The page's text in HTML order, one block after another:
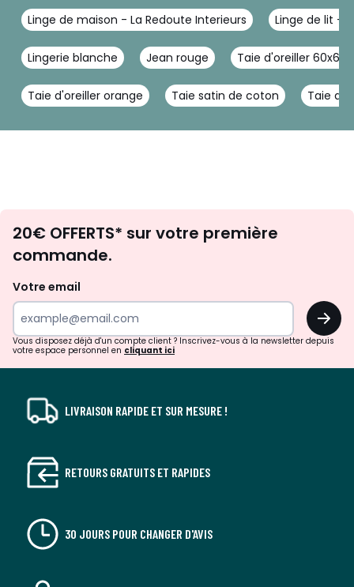
Linge de maison - La Redoute Interieurs Linge de lit -
Lingerie blanche Jean rouge Taie d'oreiller 60x60
Taie d'oreiller orange Taie satin de coton Taie de
d'inspirations
surprises?
20€ OFFERTS* sur votre première
commande.
Votre email
OK
Vous disposez déjà d'un compte client ? Inscrivez-vous à la newsletter depuis
votre espace personnel en cliquant ici
LIVRAISON RAPIDE ET SUR MESURE !
RETOURS GRATUITS ET RAPIDES
30 JOURS POUR CHANGER D'AVIS